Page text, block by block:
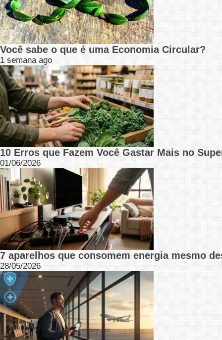
Você sabe o que é uma Economia Circular?
1 semana ago
10 Erros que Fazem Você Gastar Mais no
01/06/2026
7 aparelhos que consomem energia mesmo
28/05/2026